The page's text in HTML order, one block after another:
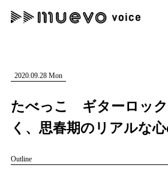
記事を検索する
人気ワード
"読者の声を形にする”音楽特化
MENU
2020.09.28 Mon
たべっこ ギターロッ
く、思春期のリアルな
Outline